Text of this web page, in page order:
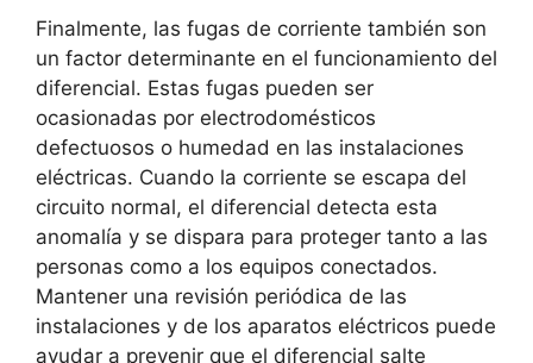
Finalmente, las fugas de corriente también son
un factor determinante en el funcionamiento del
diferencial. Estas fugas pueden ser
ocasionadas por electrodomésticos
defectuosos o humedad en las instalaciones
eléctricas. Cuando la corriente se escapa del
circuito normal, el diferencial detecta esta
anomalía y se dispara para proteger tanto a las
personas como a los equipos conectados.
Mantener una revisión periódica de las
instalaciones y de los aparatos eléctricos puede
ayudar a prevenir que el diferencial salte